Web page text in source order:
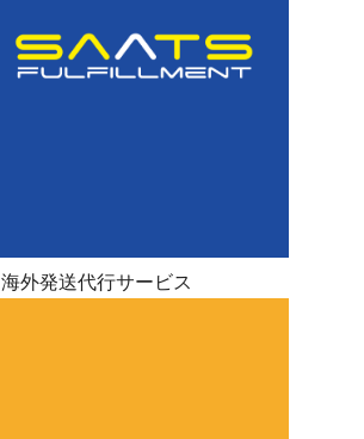
海外発送代行サービス